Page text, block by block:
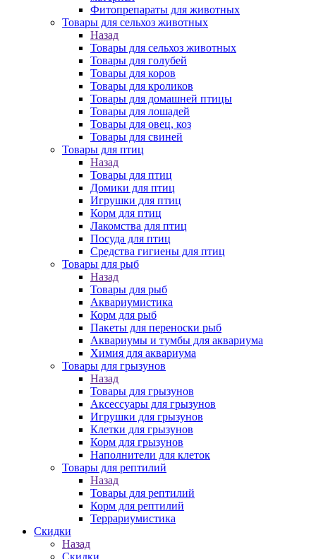
Фитопрепараты для животных
Товары для сельхоз животных
Назад
Товары для сельхоз животных
Товары для голубей
Товары для коров
Товары для кроликов
Товары для домашней птицы
Товары для лошадей
Товары для овец, коз
Товары для свиней
Товары для птиц
Назад
Товары для птиц
Домики для птиц
Игрушки для птиц
Корм для птиц
Лакомства для птиц
Посуда для птиц
Средства гигиены для птиц
Товары для рыб
Назад
Товары для рыб
Аквариумистика
Корм для рыб
Пакеты для переноски рыб
Аквариумы и тумбы для аквариума
Химия для аквариума
Товары для грызунов
Назад
Товары для грызунов
Аксессуары для грызунов
Игрушки для грызунов
Клетки для грызунов
Корм для грызунов
Наполнители для клеток
Товары для рептилий
Назад
Товары для рептилий
Корм для рептилий
Террариумистика
Скидки
Назад
Скидки